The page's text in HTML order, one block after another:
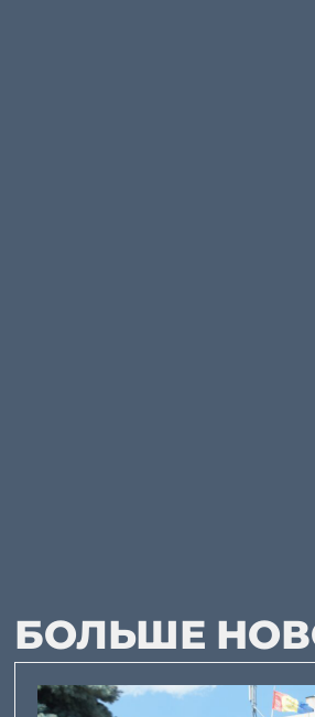
БОЛЬШЕ